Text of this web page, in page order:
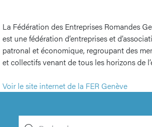
La Fédération des Entreprises Romandes
est une fédération d’entreprises et
patronal et économique, regroupant des
et collectifs venant de tous les horizons de
Voir le site internet de la FER Genève